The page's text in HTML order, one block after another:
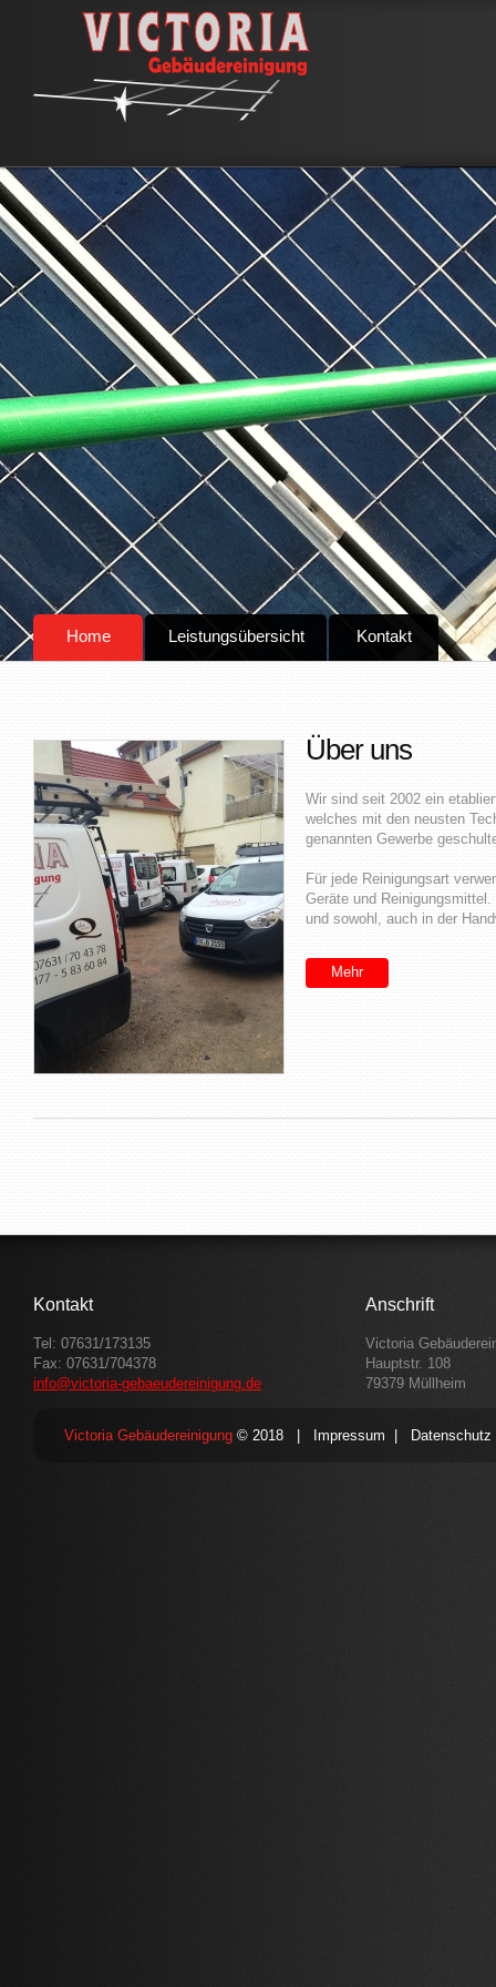
Home Leistungsübersicht Kontakt
Über uns
Wir sind seit 2002 ein
welches mit den neusten
genannten Gewerbe
Für jede Reinigungsart
Geräte und
und sowohl, auch in der
Mehr
Kontakt
Tel: 07631/173135
Fax: 07631/704378
info@victoria-gebaeudereinigung.de
Anschrift
Victoria
Hauptstr. 108
79379 Müllheim
Victoria Gebäudereinigung © 2018 | Impressum Datenschutz